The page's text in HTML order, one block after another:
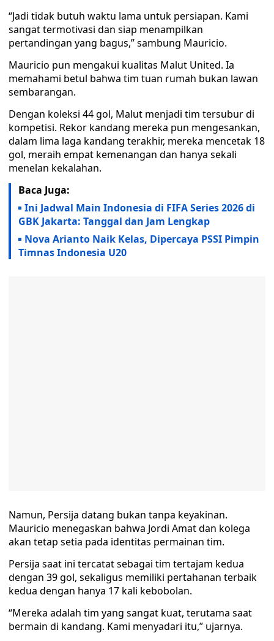
“Jadi tidak butuh waktu lama untuk persiapan. Kami
sangat termotivasi dan siap menampilkan
pertandingan yang bagus,” sambung Mauricio.
Mauricio pun mengakui kualitas Malut United. Ia
memahami betul bahwa tim tuan rumah bukan lawan
sembarangan.
Dengan koleksi 44 gol, Malut menjadi tim tersubur di
kompetisi. Rekor kandang mereka pun mengesankan,
dalam lima laga kandang terakhir, mereka mencetak 18
gol, meraih empat kemenangan dan hanya sekali
menelan kekalahan.
Baca Juga:
Ini Jadwal Main Indonesia di FIFA Series 2026 di
GBK Jakarta: Tanggal dan Jam Lengkap
Nova Arianto Naik Kelas, Dipercaya PSSI Pimpin
Timnas Indonesia U20
Namun, Persija datang bukan tanpa keyakinan.
Mauricio menegaskan bahwa Jordi Amat dan kolega
akan tetap setia pada identitas permainan tim.
Persija saat ini tercatat sebagai tim tertajam kedua
dengan 39 gol, sekaligus memiliki pertahanan terbaik
kedua dengan hanya 17 kali kebobolan.
“Mereka adalah tim yang sangat kuat, terutama saat
bermain di kandang. Kami menyadari itu,” ujarnya.